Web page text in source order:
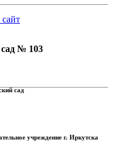
№ 103
сад
учреждение г. Иркутска